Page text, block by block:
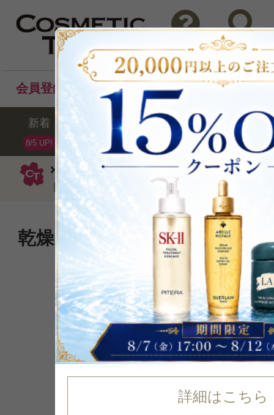
シスレー ハンドクリーム・ケア
ク
ド アンド ネイル75ml
問い合わせ 検索
会員登録後のお買い物でポイントプレゼント！
新着
8/5 UP!
セール ランキング ブ
詳細はこちら
乾燥しがちな手肌や爪に潤い
みずみずしく。
P可
36%
OFF